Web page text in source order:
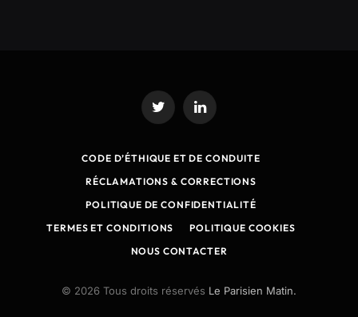
Twitter LinkedIn
CODE D’ÉTHIQUE ET DE CONDUITE
RÉCLAMATIONS & CORRECTIONS
POLITIQUE DE CONFIDENTIALITÉ
TERMES ET CONDITIONS
POLITIQUE COOKIES
NOUS CONTACTER
© 2026 Tous droits réservés Le Parisien Matin.